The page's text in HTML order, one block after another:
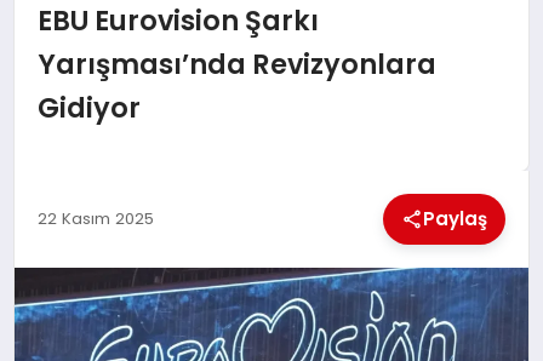
GÜNCEL
TEKNOLOJI
EKONOMI
EBU Eurovision Şarkı
Yarışması’nda Revizyonlara
Gidiyor
22 Kasım 2025 Paylaş